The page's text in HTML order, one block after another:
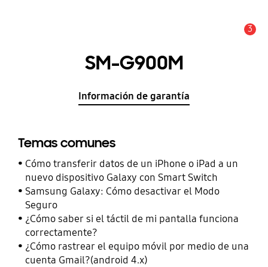
3
SM-G900M
Información de garantía
Temas comunes
Cómo transferir datos de un iPhone o iPad a un
nuevo dispositivo Galaxy con Smart Switch
Samsung Galaxy: Cómo desactivar el Modo
Seguro
¿Cómo saber si el táctil de mi pantalla funciona
correctamente?
¿Cómo rastrear el equipo móvil por medio de una
cuenta Gmail?(android 4.x)